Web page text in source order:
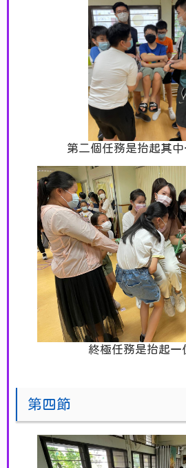
第二個任務是抬起其中
終極任務是抬起一
第四節